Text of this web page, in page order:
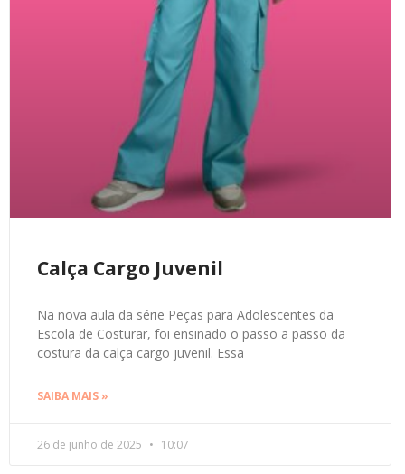
Calça Cargo Juvenil
Na nova aula da série Peças para Adolescentes da
Escola de Costurar, foi ensinado o passo a passo da
costura da calça cargo juvenil. Essa
SAIBA MAIS »
26 de junho de 2025 10:07